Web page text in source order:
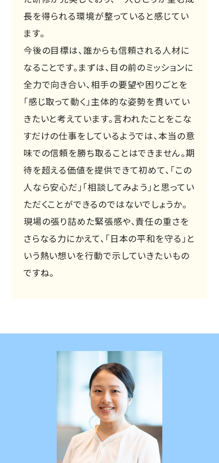
長を得られる環境が整っていると感じてい
ます。
今後の目標は、誰からも信頼される人材に
なることです。まずは、目の前のミッションに
全力で向き合い、相手の要望や困りごとを
「感じ取って動く」主体的な姿勢を貫いてい
きたいと考えています。言われたことをこな
すだけの仕事をしているようでは、本当の意
味での信頼を勝ち取ることはできません。期
待を超える価値を提供できて初めて、「この
人なら安心だ」「相談してみよう」と思ってい
ただくことができるのではないでしょうか。
現場の張り詰めた緊張感や、責任の重さを
さらなる力にかえて、「日本の平和を守る」と
いう熱い想いを行動で示していきたいもの
ですね。